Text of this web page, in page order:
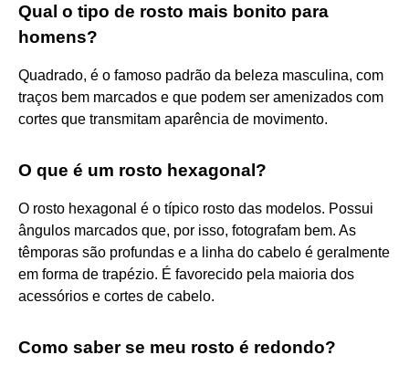
Qual o tipo de rosto mais bonito para
homens?
Quadrado, é o famoso padrão da beleza masculina, com
traços bem marcados e que podem ser amenizados com
cortes que transmitam aparência de movimento.
O que é um rosto hexagonal?
O rosto hexagonal é o típico rosto das modelos. Possui
ângulos marcados que, por isso, fotografam bem. As
têmporas são profundas e a linha do cabelo é geralmente
em forma de trapézio. É favorecido pela maioria dos
acessórios e cortes de cabelo.
Como saber se meu rosto é redondo?